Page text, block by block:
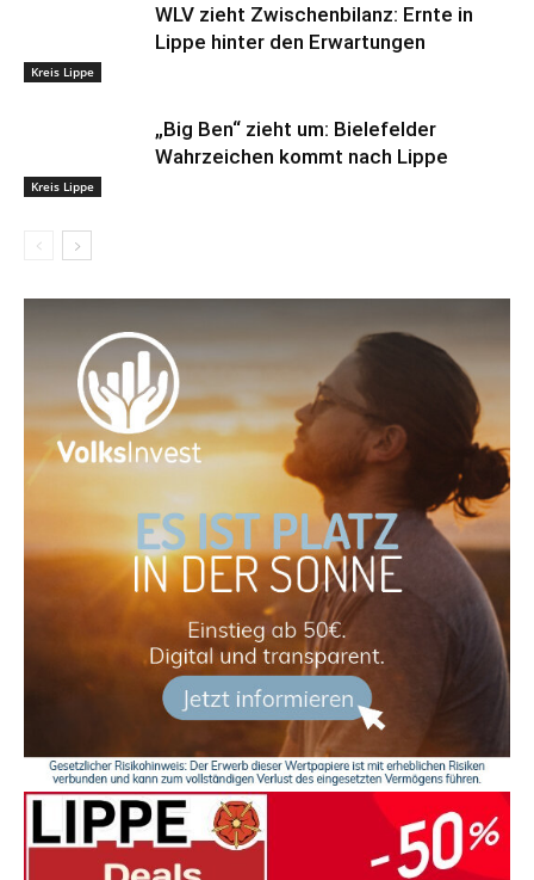
Kreis Lippe
WLV zieht Zwischenbilanz: Ernte in
Lippe hinter den Erwartungen
Kreis Lippe
„Big Ben“ zieht um: Bielefelder
Wahrzeichen kommt nach Lippe